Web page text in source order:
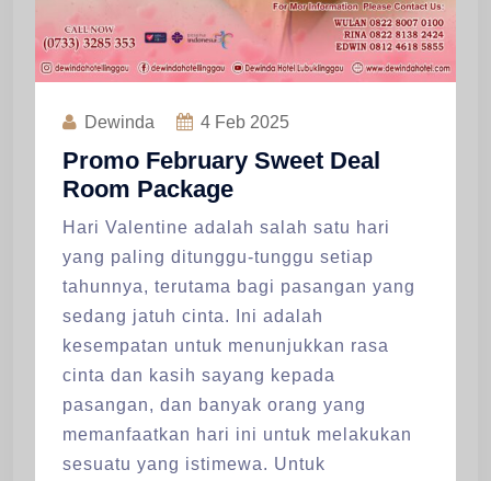
Dewinda 4 Feb 2025
Promo February Sweet Deal
Room Package
Hari Valentine adalah salah satu hari
yang paling ditunggu-tunggu setiap
tahunnya, terutama bagi pasangan yang
sedang jatuh cinta. Ini adalah
kesempatan untuk menunjukkan rasa
cinta dan kasih sayang kepada
pasangan, dan banyak orang yang
memanfaatkan hari ini untuk melakukan
sesuatu yang istimewa. Untuk